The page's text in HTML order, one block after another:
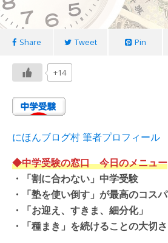
Share Tweet Pin
+14
にほんブログ村 筆者プロフィール
◆中学受験の窓口 今日のメニュー
・
「割に合わない」中学受験
・
「塾を使い倒す」が最高のコスパ
・
「お迎え、すきま、細分化」
・「種まき」を続けることの大切さ